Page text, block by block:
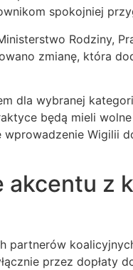
spokojniej
Rodziny,
zmianę, która
dla wybranej
będą mieli
wprowadzenie Wigilii
akcentu z
partnerów
przez dopłaty